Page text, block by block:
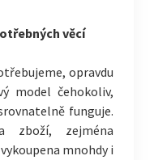
věcí
opravdu
model čehokoliv,
funguje.
zboží, zejména
mnohdy i